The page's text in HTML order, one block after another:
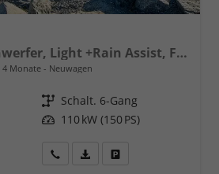
Extra LED Scheinwerfer, Light +Rain Assist, Front + Lane 8" Entertainment, ESP mit ABS, MSR, ASR, EDS, HBA, DSR, RBS, MKB,Climatronic, Parksensoren, Sitzhzg., 17" ALU uvm.
4 Monate Neuwagen
Getriebe Schalt. 6-Gang
Leistung 110 kW (150 PS)